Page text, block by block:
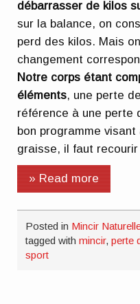
débarrasser de kilos
sur la balance, on
perd des kilos. Mais
changement
Notre corps étant
éléments, une perte
référence à une perte
bon programme
graisse, il faut
» Read more
Posted in Mincir
tagged withmincir,perte
sport